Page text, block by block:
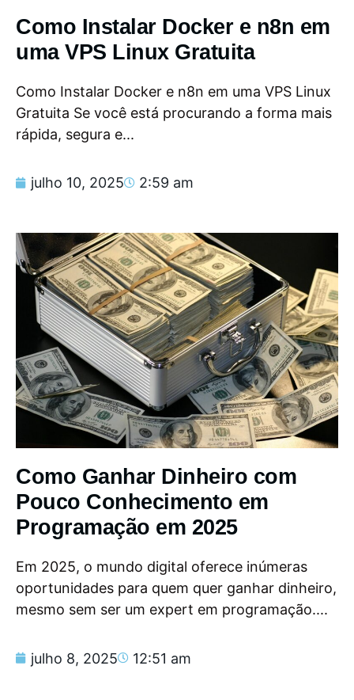
Como Instalar Docker e n8n em
uma VPS Linux Gratuita
Como Instalar Docker e n8n em uma VPS Linux
Gratuita Se você está procurando a forma mais
rápida, segura e...
julho 10, 2025 2:59 am
Como Ganhar Dinheiro com
Pouco Conhecimento em
Programação em 2025
Em 2025, o mundo digital oferece inúmeras
oportunidades para quem quer ganhar dinheiro,
mesmo sem ser um expert em programação....
julho 8, 2025 12:51 am